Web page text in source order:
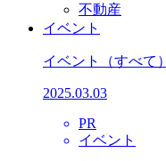
不動産
イベント
イベント （すべて）
2025.03.03
PR
イベント